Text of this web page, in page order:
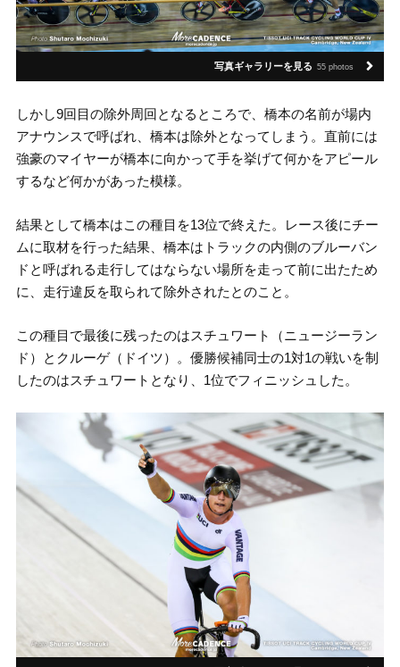
写真ギャラリーを見る 55 photos
しかし9回目の除外周回となるところで、橋本の名前が場内
アナウンスで呼ばれ、橋本は除外となってしまう。直前には
強豪のマイヤーが橋本に向かって手を挙げて何かをアピール
するなど何かがあった模様。
結果として橋本はこの種目を13位で終えた。レース後にチー
ムに取材を行った結果、橋本はトラックの内側のブルーバン
ドと呼ばれる走行してはならない場所を走って前に出たため
に、走行違反を取られて除外されたとのこと。
この種目で最後に残ったのはスチュワート（ニュージーラン
ド）とクルーゲ（ドイツ）。優勝候補同士の1対1の戦いを制
したのはスチュワートとなり、1位でフィニッシュした。